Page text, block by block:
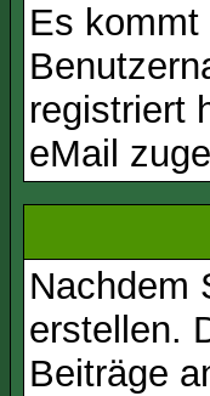
Es
registriert
eMail
Nachdem
erstellen.
Beiträge